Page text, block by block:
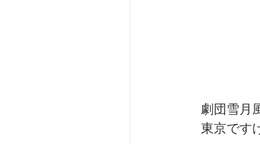
劇団雪月
東京です